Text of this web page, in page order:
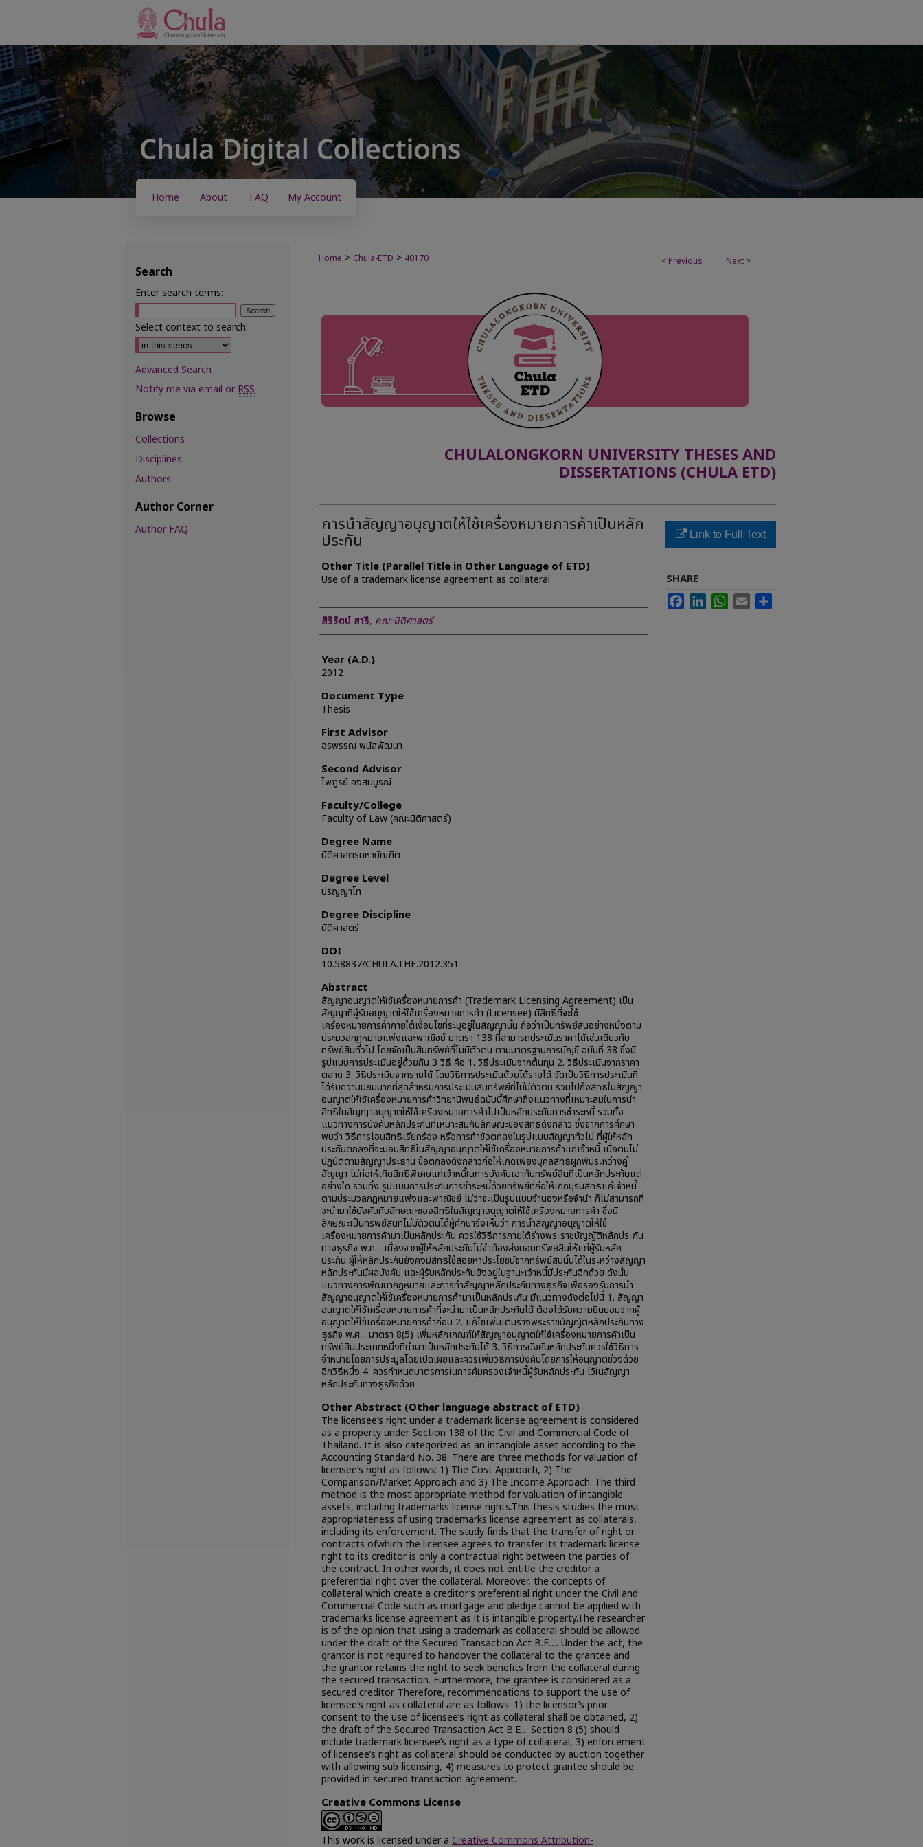
Home About FAQ My Account
< Previous Next >
Home > Chula-ETD > 40170
CHULALONGKORN UNIVERSITY THESES AND
DISSERTATIONS (CHULA ETD)
การนำสัญญาอนุญาตให้ใช้เครื่องหมายการค้าเป็นหลัก
ประกัน
Other Title (Parallel Title in Other Language of ETD)
Use of a trademark license agreement as collateral
Author
สิริรัตน์ สารี, คณะนิติศาสตร์
Year (A.D.)
2012
Document Type
Thesis
First Advisor
อรพรรณ พนัสพัฒนา
Second Advisor
ไพฑูรย์ คงสมบูรณ์
Faculty/College
Faculty of Law (คณะนิติศาสตร์)
Degree Name
นิติศาสตรมหาบัณฑิต
Degree Level
ปริญญาโท
Degree Discipline
นิติศาสตร์
DOI
10.58837/CHULA.THE.2012.351
Abstract
สัญญาอนุญาตให้ใช้เครื่องหมายการค้า (Trademark Licensing Agreement) เป็น
สัญญาที่ผู้รับอนุญาตให้ใช้เครื่องหมายการค้า (Licensee) มีสิทธิที่จะใช้
เครื่องหมายการค้าภายใต้เงื่อนไขที่ระบุอยู่ในสัญญานั้น ถือว่าเป็นทรัพย์สินอย่างหนึ่งตาม
ประมวลกฎหมายแพ่งและพาณิชย์ มาตรา 138 ที่สามารถประเมินราคาได้เช่นเดียวกับ
ทรัพย์สินทั่วไป โดยจัดเป็นสินทรัพย์ที่ไม่มีตัวตน ตามมาตรฐานการบัญชี ฉบับที่ 38 ซึ่งมี
รูปแบบการประเมินอยู่ด้วยกัน 3 วิธี คือ 1. วิธีประเมินจากต้นทุน 2. วิธีประเมินจากราคา
ตลาด 3. วิธีประเมินจากรายได้ โดยวิธีการประเมินด้วยได้รายได้ จัดเป็นวิธีการประเมินที่
ได้รับความนิยมมากที่สุดสำหรับการประเมินสินทรัพย์ที่ไม่มีตัวตน รวมไปถึงสิทธิในสัญญา
อนุญาตให้ใช้เครื่องหมายการค้าวิทยานิพนธ์ฉบับนี้ศึกษาถึงแนวทางที่เหมาะสมในการนำ
สิทธิในสัญญาอนุญาตให้ใช้เครื่องหมายการค้าไปเป็นหลักประกันการชำระหนี้ รวมทั้ง
แนวทางการบังคับหลักประกันที่เหมาะสมกับลักษณะของสิทธิดังกล่าว ซึ่งจากการศึกษา
พบว่า วิธีการโอนสิทธิเรียกร้อง หรือการทำข้อตกลงในรูปแบบสัญญาทั่วไป ที่ผู้ให้หลัก
ประกันตกลงที่จะมอบสิทธิในสัญญาอนุญาตให้ใช้เครื่องหมายการค้าแก่เจ้าหนี้ เมื่อตนไม่
ปฏิบัติตามสัญญาประธาน ข้อตกลงดังกล่าวก่อให้เกิดเพียงบุคลสิทธิผูกพันระหว่างคู่
สัญญา ไม่ก่อให้เกิดสิทธิพิเศษแก่เจ้าหนี้ในการบังคับเอากับทรัพย์สินที่เป็นหลักประกันแต่
อย่างใด รวมทั้ง รูปแบบการประกันการชำระหนี้ด้วยทรัพย์ที่ก่อให้เกิดบุริมสิทธิแก่เจ้าหนี้
ตามประมวลกฎหมายแพ่งและพาณิชย์ ไม่ว่าจะเป็นรูปแบบจำนองหรือจำนำ ก็ไม่สามารถที่
จะนำมาใช้บังคับกับลักษณะของสิทธิในสัญญาอนุญาตให้ใช้เครื่องหมายการค้า ซึ่งมี
ลักษณะเป็นทรัพย์สินที่ไม่มีตัวตนได้ผู้ศึกษาจึงเห็นว่า การนำสัญญาอนุญาตให้ใช้
เครื่องหมายการค้ามาเป็นหลักประกัน ควรใช้วิธีการภายใต้ร่างพระราชบัญญัติหลักประกัน
ทางธุรกิจ พ.ศ... เนื่องจากผู้ให้หลักประกันไม่จำต้องส่งมอบทรัพย์สินให้แก่ผู้รับหลัก
ประกัน ผู้ให้หลักประกันยังคงมีสิทธิใช้สอยหาประโยชน์จากทรัพย์สินนั้นได้ในระหว่างสัญญา
หลักประกันมีผลบังคับ และผู้รับหลักประกันยังอยู่ในฐานะเจ้าหนี้มีประกันอีกด้วย ดังนั้น
แนวทางการพัฒนากฎหมายและการทำสัญญาหลักประกันทางธุรกิจเพื่อรองรับการนำ
สัญญาอนุญาตให้ใช้เครื่องหมายการค้ามาเป็นหลักประกัน มีแนวทางดังต่อไปนี้ 1. สัญญา
อนุญาตให้ใช้เครื่องหมายการค้าที่จะนำมาเป็นหลักประกันได้ ต้องได้รับความยินยอมจากผู้
อนุญาตให้ใช้เครื่องหมายการค้าก่อน 2. แก้ไขเพิ่มเติมร่างพระราชบัญญัติหลักประกันทาง
ธุรกิจ พ.ศ... มาตรา 8(5) เพิ่มหลักเกณฑ์ให้สัญญาอนุญาตให้ใช้เครื่องหมายการค้าเป็น
ทรัพย์สินประเภทหนึ่งที่นำมาเป็นหลักประกันได้ 3. วิธีการบังคับหลักประกันควรใช้วิธีการ
จำหน่ายโดยการประมูลโดยเปิดเผยและควรเพิ่มวิธีการบังคับโดยการให้อนุญาตช่วงด้วย
อีกวิธีหนึ่ง 4. ควรกำหนดมาตรการในการคุ้มครองเจ้าหนี้ผู้รับหลักประกัน ไว้ในสัญญา
หลักประกันทางธุรกิจด้วย
Other Abstract (Other language abstract of ETD)
The licensee’s right under a trademark license agreement is considered
as a property under Section 138 of the Civil and Commercial Code of
Thailand. It is also categorized as an intangible asset according to the
Accounting Standard No. 38. There are three methods for valuation of
licensee’s right as follows: 1) The Cost Approach, 2) The
Comparison/Market Approach and 3) The Income Approach. The third
method is the most appropriate method for valuation of intangible
assets, including trademarks license rights.This thesis studies the most
appropriateness of using trademarks license agreement as collaterals,
including its enforcement. The study finds that the transfer of right or
contracts ofwhich the licensee agrees to transfer its trademark license
right to its creditor is only a contractual right between the parties of
the contract. In other words, it does not entitle the creditor a
preferential right over the collateral. Moreover, the concepts of
collateral which create a creditor’s preferential right under the Civil and
Commercial Code such as mortgage and pledge cannot be applied with
trademarks license agreement as it is intangible property.The researcher
is of the opinion that using a trademark as collateral should be allowed
under the draft of the Secured Transaction Act B.E…. Under the act, the
grantor is not required to handover the collateral to the grantee and
the grantor retains the right to seek benefits from the collateral during
the secured transaction. Furthermore, the grantee is considered as a
secured creditor. Therefore, recommendations to support the use of
licensee’s right as collateral are as follows: 1) the licensor’s prior
consent to the use of licensee’s right as collateral shall be obtained, 2)
the draft of the Secured Transaction Act B.E… Section 8 (5) should
include trademark licensee’s right as a type of collateral, 3) enforcement
of licensee’s right as collateral should be conducted by auction together
with allowing sub-licensing, 4) measures to protect grantee should be
provided in secured transaction agreement.
Creative Commons License
This work is licensed under a Creative Commons Attribution-
Link to Full Text
SHARE
FacebookLinkedInWhatsApp
Email
Search
Enter search terms:
Select context to search:
Advanced Search
Notify me via email orRSS
Browse
Collections
Disciplines
Authors
Author Corner
Author FAQ